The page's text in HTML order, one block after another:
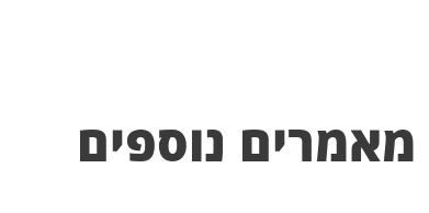
מאמרים נוספים